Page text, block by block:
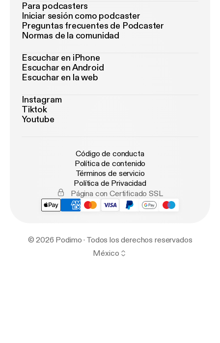
Para podcasters
Iniciar sesión como podcaster
Preguntas frecuentes de Podcaster
Normas de la comunidad
Escuchar en iPhone
Escuchar en Android
Escuchar en la web
Instagram
Tiktok
Youtube
Código de conducta
Política de contenido
Términos de servicio
Política de Privacidad
Página con Certificado SSL
© 2026 Podimo · Todos los derechos reservados
México